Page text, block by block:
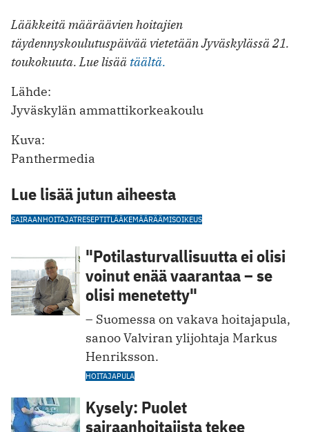
Lääkkeitä määräävien hoitajien
täydennyskoulutuspäivää vietetään Jyväskylässä 21.
toukokuuta. Lue lisää täältä.
Lähde:
Jyväskylän ammattikorkeakoulu
Kuva:
Panthermedia
Lue lisää jutun aiheesta
SAIRAANHOITAJATRESEPTITLÄÄKEMÄÄRÄÄMISOIKEUS
"Potilasturvallisuutta ei olisi
voinut enää vaarantaa – se
olisi menetetty"
– Suomessa on vakava hoitajapula,
sanoo Valviran ylijohtaja Markus
Henriksson.
HOITAJAPULA
Kysely: Puolet
sairaanhoitajista tekee